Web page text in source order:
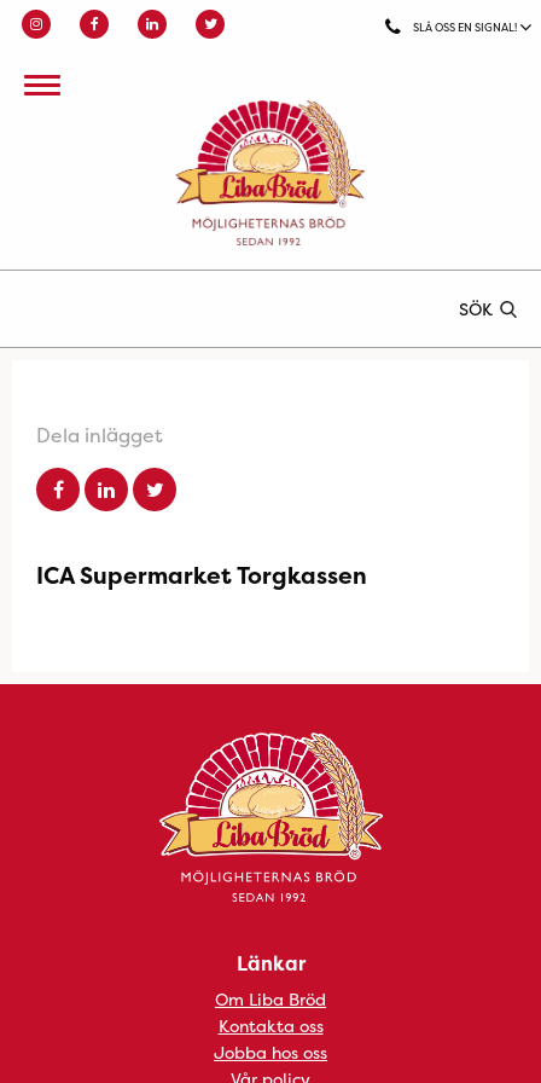
SLÅ OSS EN SIGNAL!
SÖK
Dela inlägget
ICA Supermarket Torgkassen
Länkar
Om Liba Bröd
Kontakta oss
Jobba hos oss